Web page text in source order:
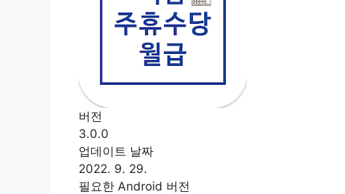
버전
3.0.0
업데이트 날짜
2022. 9. 29.
필요한 Android 버전